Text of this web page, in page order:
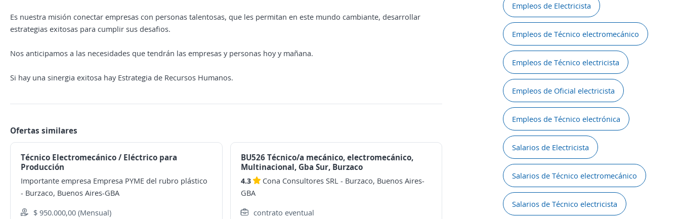
Es nuestra misión conectar empresas con personas talentosas, que les permitan en este mundo cambiante, desarrollar
estrategias exitosas para cumplir sus desafios.
Nos anticipamos a las necesidades que tendrán las empresas y personas hoy y mañana.
Si hay una sinergia exitosa hay Estrategia de Recursos Humanos.
Ofertas similares
Técnico Electromecánico / Eléctrico para
Producción
Importante empresa Empresa PYME del rubro plástico
- Burzaco, Buenos Aires-GBA
$ 950.000,00 (Mensual)
BU526 Técnico/a mecánico, electromecánico,
Multinacional, Gba Sur, Burzaco
4.3 Cona Consultores SRL - Burzaco, Buenos Aires-
GBA
contrato eventual
Empleos de Electricista
Empleos de Técnico electromecánico
Empleos de Técnico electricista
Empleos de Oficial electricista
Empleos de Técnico electrónica
Salarios de Electricista
Salarios de Técnico electromecánico
Salarios de Técnico electricista